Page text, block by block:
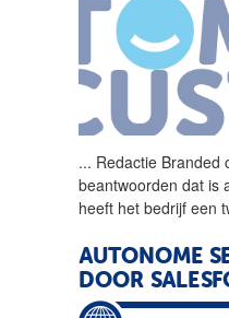
... Redactie Branded
beantwoorden dat is
heeft het bedrijf een
AUTONOME
DOOR